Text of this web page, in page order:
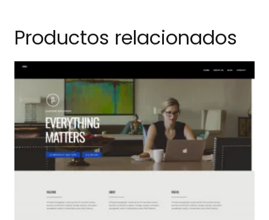
Productos relacionados